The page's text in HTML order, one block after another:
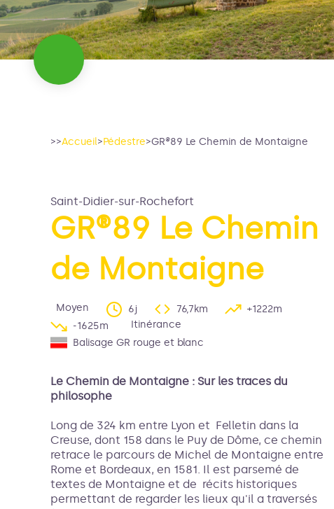
Voir l'image en plein écran
>>Accueil>Pédestre>GR®89 Le Chemin de Montaigne
Saint-Didier-sur-Rochefort
GR®89 Le Chemin
de Montaigne
Moyen 6j 76,7km
+1222m
-1625m
Itinérance
Balisage GR rouge et blanc
Le Chemin de Montaigne : Sur les traces du
philosophe
Long de 324 km entre Lyon et Felletin dans la
Creuse, dont 158 dans le Puy de Dôme, ce chemin
retrace le parcours de Michel de Montaigne entre
Rome et Bordeaux, en 1581. Il est parsemé de
textes de Montaigne et de récits historiques
permettant de regarder les lieux qu'il a traversés